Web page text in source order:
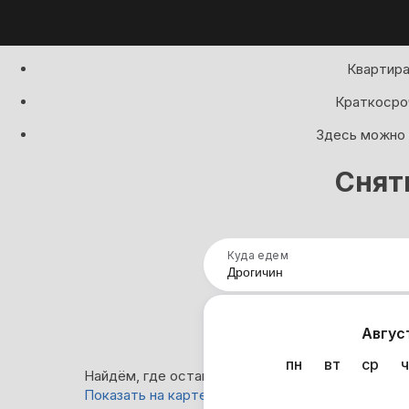
Здесь можно
Куда едем
пн
вт ср
Найдём, где остановиться в Дрогичине: 0
Показать на карте